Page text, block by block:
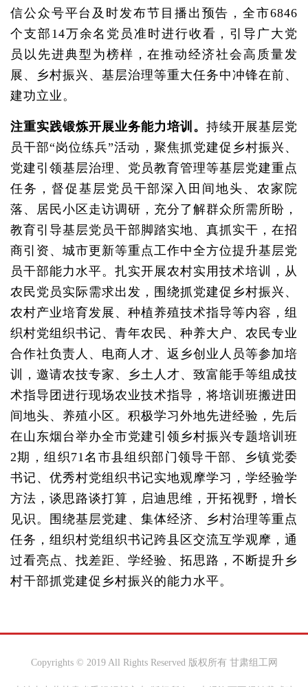
信公众号平台及时发布节目播出预告，全市6846
个支部14万余名党员准时进行收看，引导广大党
员以先进典型为榜样，在推动经济社会高质量发
展、乡村振兴、基层治理等重大任务中冲锋在前、
建功立业。
注重实践锻炼开展业务能力培训。 持续开展基层党
员干部“岗位练兵”活动，聚焦抓党建促乡村振兴、
党建引领基层治理、党员教育管理等基层党建重点
任务，督促基层党员干部深入田间地头、农家院
落、居民小区走访调研，充分了解群众所需所盼，
教育引导基层党员干部脚踏实地、真抓实干，在招
商引资、城市更新等重点工作中全方位提升基层党
员干部能力水平。扎实开展农村实用技术培训，从
农民党员实际需求出发，围绕抓党建促乡村振兴、
农村产业培育发展、种植养殖技术指导等内容，组
织村党组织书记、青年农民、种养大户、农民专业
合作社负责人、电商人才、返乡创业人员等参加培
训，邀请农技专家、乡土人才、致富能手等组成技
术指导团进行现场农业技术指导，将培训班搬进田
间地头、养殖小区。积极学习外地先进经验，先后
在山东烟台举办全市党建引领乡村振兴专题培训班
2期，组织71名市县组织部门领导干部、乡镇党委
书记、优秀村党组织书记实地观摩学习，学经验学
方法，谈思路谈打算，启迪思维，开拓视野，增长
见识。围绕基层党建、集体经济、乡村治理等重点
任务，组织村党组织书记跨县区交流互学观摩，通
过看亮点、找差距、学经验、拓思路，不断提升乡
村干部抓党建促乡村振兴的能力水平。
Copyrights © 2019 All Rights Reserved 版权所有 甘肃组工网